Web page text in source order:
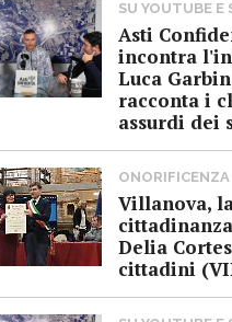
SU YOUTUBE E
Asti
incontra
Luca
racconta i
assurdi dei
ONORIFICENZA
Villanova,
Delia
cittadini